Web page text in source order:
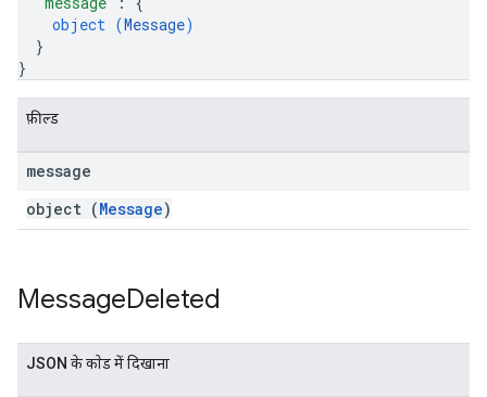
object (Message)
}
}
फ़ील्ड
message
object (Message)
MessageDeleted
JSON के काेड में दिखाना